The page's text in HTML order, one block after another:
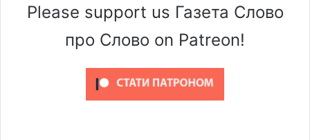
Please support us Газета Слово
про Слово on Patreon!